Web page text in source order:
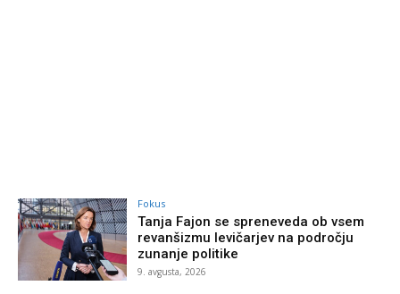
Fokus
Tanja Fajon se spreneveda ob vsem
revanšizmu levičarjev na področju
zunanje politike
9. avgusta, 2026